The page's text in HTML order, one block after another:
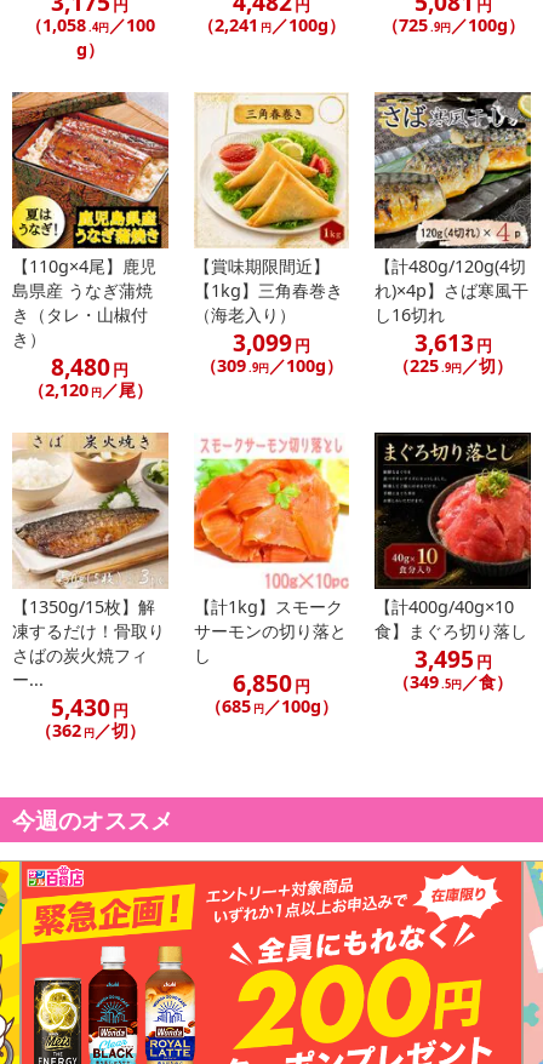
円
（1,058.4円／100
g）
円
（2,241 円／100g）
円
（725.9円／100g）
【110g×4尾】鹿児
島県産 うなぎ蒲焼
き（タレ・山椒付
き）
8,480円
（2,120 円／尾）
【賞味期限間近】
【1kg】三角春巻き
（海老入り）
3,099円
（309.9円／100g）
【計480g/120g(4切
れ)×4p】さば寒風干
し16切れ
3,613円
（225.9円／切）
【1350g/15枚】解
凍するだけ！骨取り
さばの炭火焼フィ
ー...
5,430円
（362 円／切）
【計1kg】スモーク
サーモンの切り落と
し
6,850円
（685 円／100g）
【計400g/40g×10
食】まぐろ切り落し
3,495 円
（349 .5円 ／食）
今週のオススメ